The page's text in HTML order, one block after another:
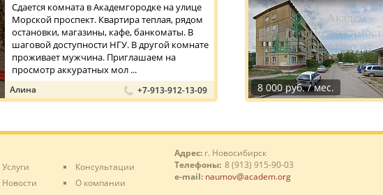
Сдается комната в Академгородке на улице
Морской проспект. Квартира теплая, рядом
остановки, магазины, кафе, банкоматы. В
шаговой доступности НГУ. В другой комнате
проживает мужчина. Приглашаем на
просмотр аккуратных мол ...
Алина +7-913-912-13-09 8 000 руб. / мес.
Услуги
Новости
Консультации
О компании
Адрес: г. Новосибирск
Телефоны: 8 (913) 915-90-03
e-mail: naumov@academ.org